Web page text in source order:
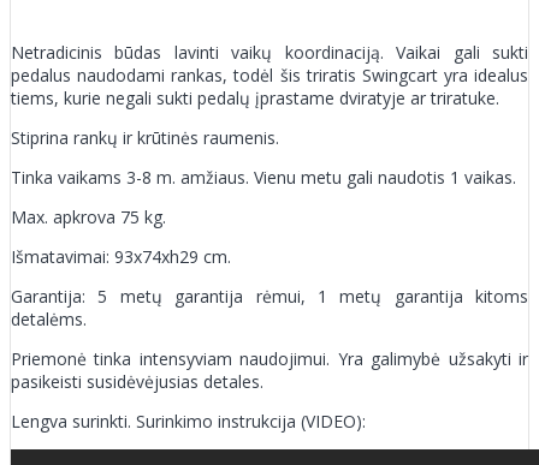
Netradicinis būdas lavinti vaikų koordinaciją. Vaikai gali sukti
pedalus naudodami rankas, todėl šis triratis Swingcart yra idealus
tiems, kurie negali sukti pedalų įprastame dviratyje ar triratuke.
Stiprina rankų ir krūtinės raumenis.
Tinka vaikams 3-8 m. amžiaus. Vienu metu gali naudotis 1 vaikas.
Max. apkrova 75 kg.
Išmatavimai: 93x74xh29 cm.
Garantija: 5 metų garantija rėmui, 1 metų garantija kitoms
detalėms.
Priemonė tinka intensyviam naudojimui. Yra galimybė užsakyti ir
pasikeisti susidėvėjusias detales.
Lengva surinkti. Surinkimo instrukcija (VIDEO):